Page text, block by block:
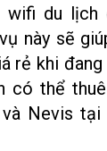
wifi du lịch
này sẽ
rẻ khi
có thể
Nevis tại